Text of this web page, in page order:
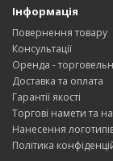
Інформація
Повернення товару
Консультації
Оренда -
Доставка та оплата
Гарантії якості
Торгові намети та
Нанесення
Політика